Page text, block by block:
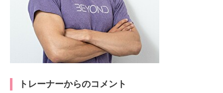
トレーナーからのコメント